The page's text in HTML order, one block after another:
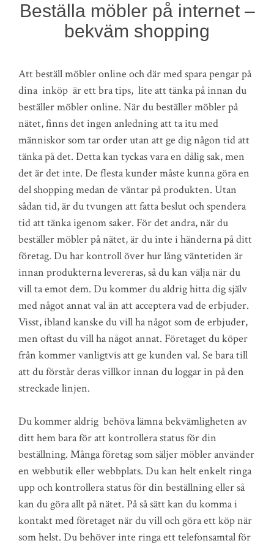
Beställa möbler på internet –
bekväm shopping
Att beställ möbler online och där med spara pengar på
dina inköp är ett bra tips, lite att tänka på innan du
beställer möbler online. När du beställer möbler på
nätet, finns det ingen anledning att ta itu med
människor som tar order utan att ge dig någon tid att
tänka på det. Detta kan tyckas vara en dålig sak, men
det är det inte. De flesta kunder måste kunna göra en
del shopping medan de väntar på produkten. Utan
sådan tid, är du tvungen att fatta beslut och spendera
tid att tänka igenom saker. För det andra, när du
beställer möbler på nätet, är du inte i händerna på ditt
företag. Du har kontroll över hur lång väntetiden är
innan produkterna levereras, så du kan välja när du
vill ta emot dem. Du kommer du aldrig hitta dig själv
med något annat val än att acceptera vad de erbjuder.
Visst, ibland kanske du vill ha något som de erbjuder,
men oftast du vill ha något annat. Företaget du köper
från kommer vanligtvis att ge kunden val. Se bara till
att du förstår deras villkor innan du loggar in på den
streckade linjen.
Du kommer aldrig behöva lämna bekvämligheten av
ditt hem bara för att kontrollera status för din
beställning. Många företag som säljer möbler använder
en webbutik eller webbplats. Du kan helt enkelt ringa
upp och kontrollera status för din beställning eller så
kan du göra allt på nätet. På så sätt kan du komma i
kontakt med företaget när du vill och göra ett köp när
som helst. Du behöver inte ringa ett telefonsamtal för